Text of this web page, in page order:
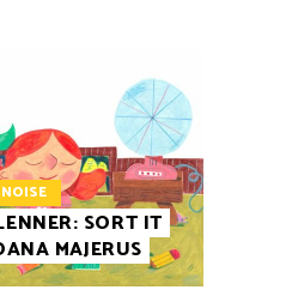
NOISE
SORT IT
MAJERUS